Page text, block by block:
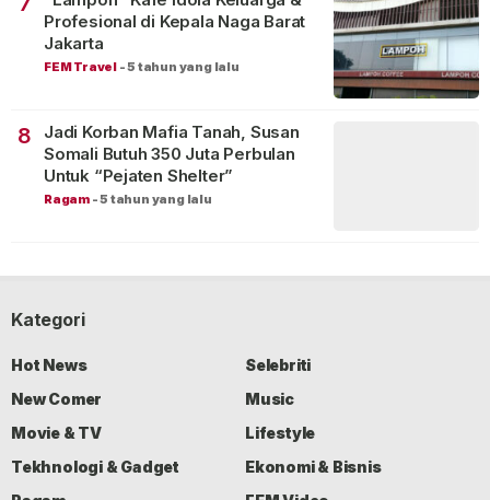
Profesional di Kepala Naga Barat
Jakarta
FEM Travel -5 tahun yang lalu
8
Jadi Korban Mafia Tanah, Susan
Somali Butuh 350 Juta Perbulan
Untuk “Pejaten Shelter”
Ragam -5 tahun yang lalu
Kategori
Hot News
Selebriti
New Comer
Music
Movie & TV
Lifestyle
Tekhnologi & Gadget
Ekonomi & Bisnis